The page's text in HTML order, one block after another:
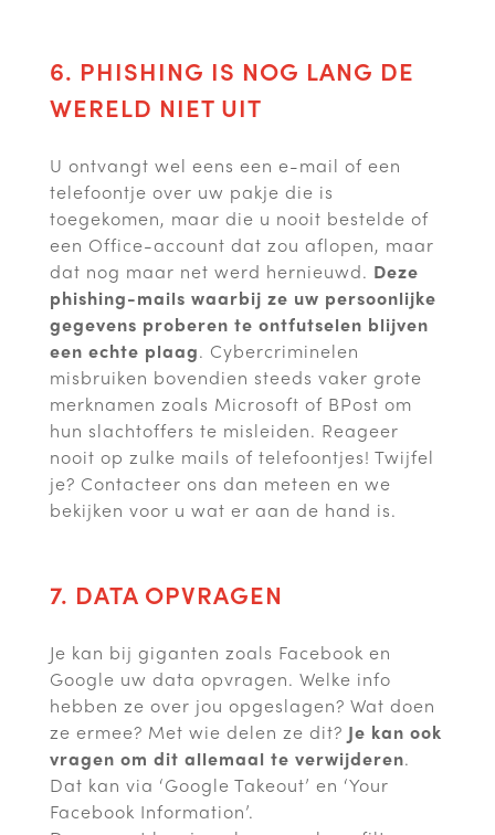
6. PHISHING IS NOG LANG DE
WERELD NIET UIT
U ontvangt wel eens een e-mail of een
telefoontje over uw pakje die is
toegekomen, maar die u nooit bestelde of
een Office-account dat zou aflopen, maar
dat nog maar net werd hernieuwd. Deze
phishing-mails waarbij ze uw persoonlijke
gegevens proberen te ontfutselen blijven
een echte plaag. Cybercriminelen
misbruiken bovendien steeds vaker grote
merknamen zoals Microsoft of BPost om
hun slachtoffers te misleiden. Reageer
nooit op zulke mails of telefoontjes! Twijfel
je? Contacteer ons dan meteen en we
bekijken voor u wat er aan de hand is.
7. DATA OPVRAGEN
Je kan bij giganten zoals Facebook en
Google uw data opvragen. Welke info
hebben ze over jou opgeslagen? Wat doen
ze ermee? Met wie delen ze dit? Je kan ook
vragen om dit allemaal te verwijderen.
Dat kan via ‘Google Takeout’ en ‘Your
Facebook Information’.